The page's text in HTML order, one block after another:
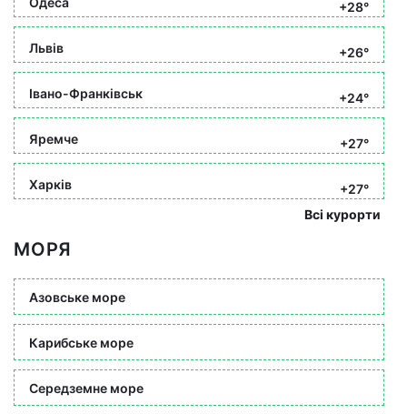
+28°
Львів +26°
Івано-Франківськ +24°
Яремче +27°
Харків
+27°
Всі курорти
МОРЯ
Азовське море
Карибське море
Середземне море